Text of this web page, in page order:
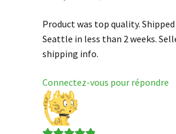
Product was top quality.
Seattle in less than 2 weeks.
shipping info.
Connectez-vous pour répondre